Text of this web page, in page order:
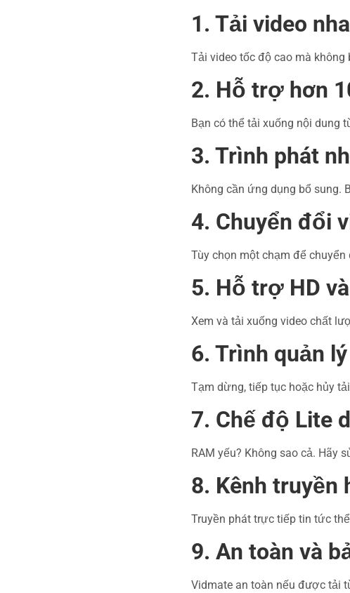
1. Tải video
Tải video tốc độ cao mà
2. Hỗ trợ hơn
Bạn có thể tải xuống nội dung
3. Trình phát
Không cần ứng dụng bổ sung.
4. Chuyển đổi
Tùy chọn một chạm để
5. Hỗ trợ HD
Xem và tải xuống video chất
6. Trình quản
Tạm dừng, tiếp tục hoặc hủy
7. Chế độ Lite
RAM yếu? Không sao cả. Hãy
8. Kênh
Truyền phát trực tiếp tin tức
9. An toàn và
Vidmate an toàn nếu được tải